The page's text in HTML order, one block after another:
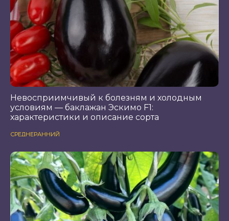
Невосприимчивый к болезням и холодным
условиям — баклажан Эскимо F1:
характеристики и описание сорта
СРЕДНЕРАННИЙ